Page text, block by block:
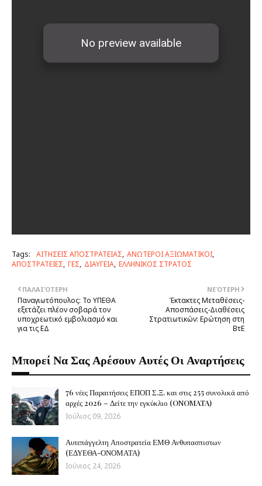
Tags: ΑΙΤΗΣΕΙΣ ΑΠΟΣΤΡΑΤΕΙΑΣ ΑΝΩΤΕΡΟΙ ΑΞΙΩΜΑΤΙΚΟΙ
ΑΠΟΣΤΡΑΤΕΙΕΣ ΓΕΣ ΔΙΑΥΓΕΙΑ ΕΛΛΗΝΙΚΟΣ ΣΤΡΑΤΟΣ
ΝΕΌΤΕΡΗ
Έκτακτες Μεταθέσεις-
Αποσπάσεις-Διαθέσεις
Στρατιωτικών: Ερώτηση στη
ΒτΕ
ΠΑΛΑΙΌΤΕΡΗ
Παναγιωτόπουλος: Το ΥΠΕΘΑ
εξετάζει πλέον σοβαρά τον
υποχρεωτικό εμβολιασμό και
για τις ΕΔ
Μπορεί Να Σας Αρέσουν Αυτές Οι Αναρτήσεις
76 νέες Παραιτήσεις ΕΠΟΠ Σ.Ξ. και στις 255 συνολικά από
αρχές 2026 – Δείτε την εγκύκλιο (ONOMATA)
Ιούλιος 09, 2026
Αυτεπάγγελτη Αποστρατεία ΕΜΘ Ανθυπασπιστων
(ΕΔΥΕΘΑ-ΟΝΟΜΑΤΑ)
Ιούνιος 24, 2026